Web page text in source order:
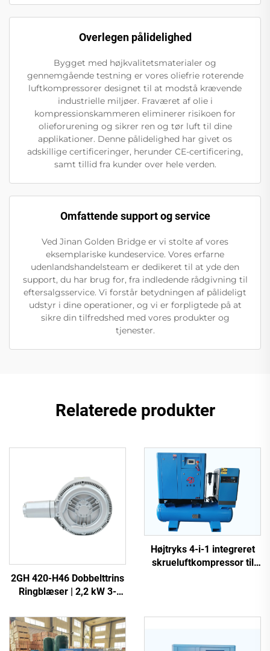
Overlegen pålidelighed
Bygget med højkvalitetsmaterialer og
gennemgående testning er vores oliefrie roterende
luftkompressorer designet til at modstå krævende
industrielle miljøer. Fraværet af olie i
kompressionskammeren eliminerer risikoen for
olieforurening og sikrer ren og tør luft til dine
applikationer. Denne pålidelighed har givet os
adskillige certificeringer, herunder CE-certificering,
samt tillid fra kunder over hele verden.
Omfattende support og service
Ved Jinan Golden Bridge er vi stolte af vores
eksemplariske kundeservice. Vores erfarne
udenlandshandelsteam er dedikeret til at yde den
support, du har brug for, fra indledende rådgivning til
eftersalgsservice. Vi forstår betydningen af pålideligt
udstyr i dine operationer, og vi er forpligtede på at
sikre din tilfredshed med vores produkter og
tjenester.
Relaterede produkter
2GH 420-H46 Dobbelttrins
Ringblæser | 2,2 kW 3-
Højtryks 4-i-1 integreret
skrueluftkompressor til